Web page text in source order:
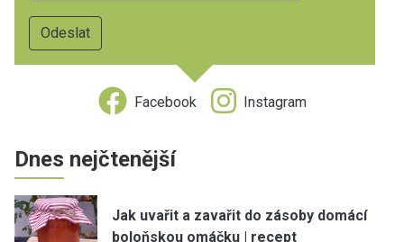
Facebook Instagram
Dnes nejčtenější
Jak uvařit a zavařit do zásoby domácí
boloňskou omáčku | recept